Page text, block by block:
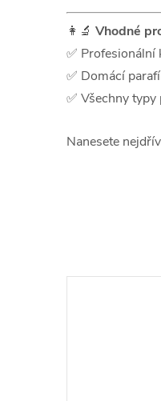
👩‍🔬 Vhodné
✅ Profesionální
✅ Domácí
✅ Všechny
Nanesete